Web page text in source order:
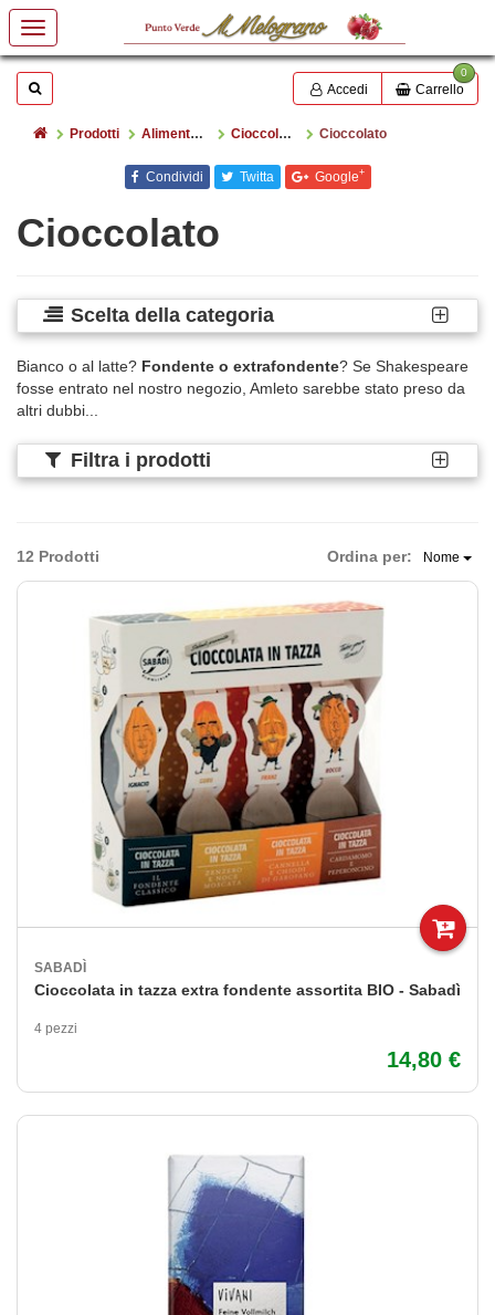
Cerca Accedi
0
Carrello
HomeProdotti Alimentazione Cioccolato e cacao Cioccolato
Condividi Twitta Google+
Cioccolato
Scelta della categoria
Bianco o al latte? Fondente o extrafondente? Se Shakespeare
fosse entrato nel nostro negozio, Amleto sarebbe stato preso da
altri dubbi...
Filtra i prodotti
12 Prodotti Ordina per: Nome
SABADÌ
Cioccolata in tazza extra fondente assortita BIO - Sabadì
4 pezzi
14,80 €